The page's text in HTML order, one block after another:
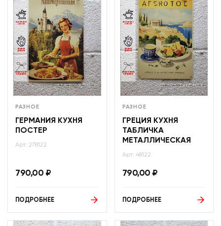
РАЗНОЕ
ГЕРМАНИЯ КУХНЯ
ПОСТЕР
Арт: 278122
790,00 ₽
ПОДРОБНЕЕ
РАЗНОЕ
ГРЕЦИЯ КУХНЯ
ТАБЛИЧКА
МЕТАЛЛИЧЕСКАЯ
Арт: 48122
790,00 ₽
ПОДРОБНЕЕ